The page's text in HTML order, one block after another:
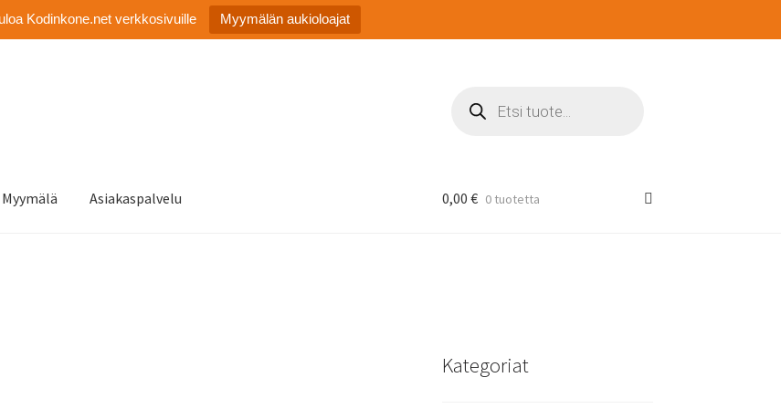
Kodinkone.net verkkosivuille Myymälän aukioloajat
search
Myymälä Asiakaspalvelu 0,00 € 0 tuotetta
Kategoriat